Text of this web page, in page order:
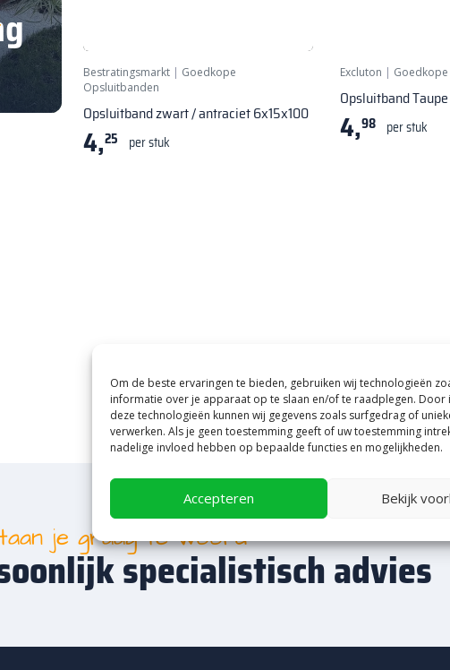
Om de beste ervaringen te bieden, gebruiken wij technologieën
informatie over je apparaat op te slaan en/of te raadplegen. Door
deze technologieën kunnen wij gegevens zoals surfgedrag of
verwerken. Als je geen toestemming geeft of uw toestemming
nadelige invloed hebben op bepaalde functies en mogelijkheden.
Accepteren Bekijk
Bestratingsmarkt | Goedkope
Opsluitbanden
Opsluitband zwart / antraciet 6x15x100
4,25 per stuk
Excluton |
Opsluitband
4,98 per stuk
je graag te woord
specialistisch advies